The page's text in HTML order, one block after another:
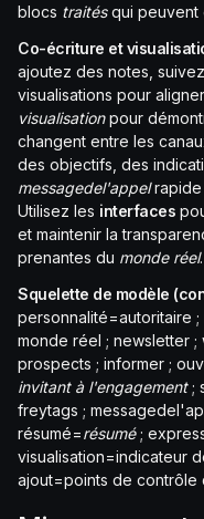
blocs traitésqui peuvent
Co-écriture et
ajoutez des notes,
visualisations pour
visualisationpour
changent entre les
des objectifs, des
messagedel'appelrapide
Utilisez les interfaces
et maintenir la
prenantes du monde réel.
Squelette de modèle
personnalité=autoritaire
monde réel ; newsletter
prospects ; informer ;
invitant à l'engagement;
freytags ;
résumé=résumé;
visualisation=indicateur
ajout=points de contrôle